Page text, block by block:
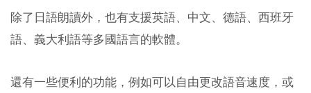
除了日語朗讀外，也有支援英語、中文、德語、西班牙
語、義大利語等多國語言的軟體。
還有一些便利的功能，例如可以自由更改語音速度，或